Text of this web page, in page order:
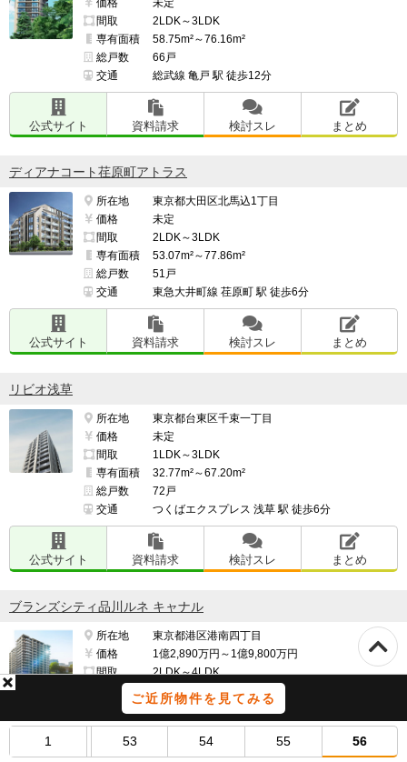
ご近所物件を見てみる
1 53 54 55 56
価格
未定
間取
2LDK～3LDK
専有面積
58.75m²～76.16m²
総戸数
66戸
交通
総武線 亀戸 駅 徒歩12分
公式サイト 資料請求 検討スレ まとめ
ディアナコート荏原町アトラス
所在地
東京都大田区北馬込1丁目
価格
未定
間取
2LDK～3LDK
専有面積
53.07m²～77.86m²
総戸数
51戸
交通
東急大井町線 荏原町 駅 徒歩6分
公式サイト 資料請求 検討スレ まとめ
リビオ浅草
所在地
東京都台東区千束一丁目
価格
未定
間取
1LDK～3LDK
専有面積
32.77m²～67.20m²
総戸数
72戸
交通
つくばエクスプレス 浅草 駅 徒歩6分
公式サイト 資料請求 検討スレ まとめ
ブランズシティ品川ルネ キャナル
所在地
東京都港区港南四丁目
価格
1億2,890万円～1億9,800万円
間取
2LDK～4LDK
専有面積
58.59m²～80.68m²
総戸数
233戸
交通
山手線 品川 駅 徒歩14分